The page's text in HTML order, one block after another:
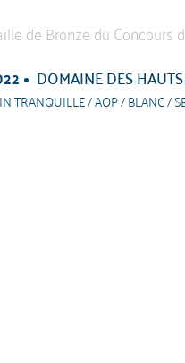
DOMAINE DES
TRANQUILLE / AOP / BLANC /